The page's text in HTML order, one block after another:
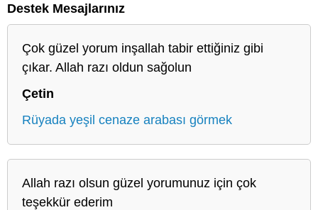
Destek Mesajlarınız
Çok güzel yorum inşallah tabir ettiğiniz gibi
çıkar. Allah razı oldun sağolun
Çetin
Rüyada yeşil cenaze arabası görmek
Allah razı olsun güzel yorumunuz için çok
teşekkür ederim